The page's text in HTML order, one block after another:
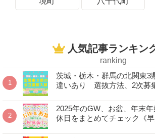
人気記事ランキン
ranking
茨城・栃木・群馬の北関東3
違いあり 選抜方法、2次募
2025年のGW、お盆、年末
休日をまとめてチェック《早